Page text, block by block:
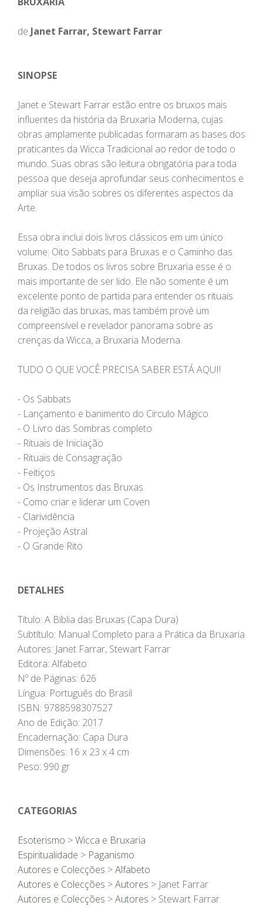
de Janet Farrar, Stewart Farrar
SINOPSE
Janet e Stewart Farrar estão entre os bruxos mais
influentes da história da Bruxaria Moderna, cujas
obras amplamente publicadas formaram as bases dos
praticantes da Wicca Tradicional ao redor de todo o
mundo. Suas obras são leitura obrigatória para toda
pessoa que deseja aprofundar seus conhecimentos e
ampliar sua visão sobres os diferentes aspectos da
Arte.
Essa obra inclui dois livros clássicos em um único
volume: Oito Sabbats para Bruxas e o Caminho das
Bruxas. De todos os livros sobre Bruxaria esse é o
mais importante de ser lido. Ele não somente é um
excelente ponto de partida para entender os rituais
da religião das bruxas, mas também provê um
compreensível e revelador panorama sobre as
crenças da Wicca, a Bruxaria Moderna.
TUDO O QUE VOCÊ PRECISA SABER ESTÁ AQUI!
- Os Sabbats
- Lançamento e banimento do Círculo Mágico
- O Livro das Sombras completo
- Rituais de Iniciação
- Rituais de Consagração
- Feitiços
- Os Instrumentos das Bruxas
- Como criar e liderar um Coven
- Clarividência
- Projeção Astral
- O Grande Rito
DETALHES
Título: A Bíblia das Bruxas (Capa Dura)
Subtítulo: Manual Completo para a Prática da Bruxaria
Autores: Janet Farrar, Stewart Farrar
Editora: Alfabeto
Nº de Páginas: 626
Língua: Português do Brasil
ISBN: 9788598307527
Ano de Edição: 2017
Encadernação: Capa Dura
Dimensões: 16 x 23 x 4 cm
Peso: 990 gr
CATEGORIAS
Esoterismo >Wicca e Bruxaria
Espiritualidade > Paganismo
Autores e Colecções >Alfabeto
Autores e Colecções >Autores > Janet Farrar
Autores e Colecções >Autores > Stewart Farrar